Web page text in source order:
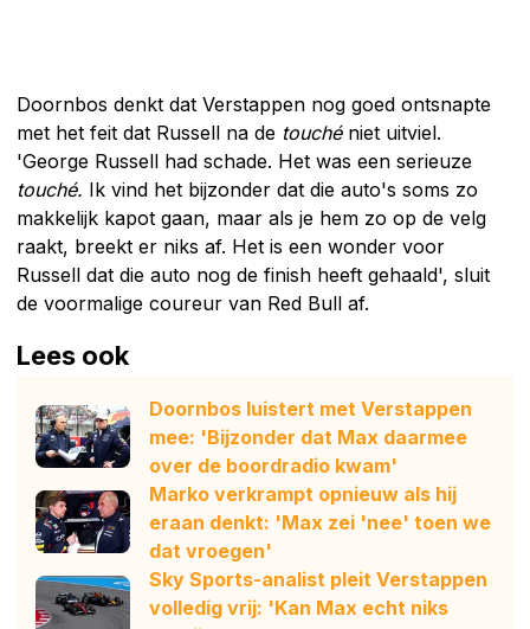
Doornbos denkt dat Verstappen nog goed ontsnapte
met het feit dat Russell na de touchéniet uitviel.
'George Russell had schade. Het was een serieuze
touché. Ik vind het bijzonder dat die auto's soms zo
makkelijk kapot gaan, maar als je hem zo op de velg
raakt, breekt er niks af. Het is een wonder voor
Russell dat die auto nog de finish heeft gehaald', sluit
de voormalige coureur van Red Bull af.
Lees ook
Doornbos luistert met Verstappen
mee: 'Bijzonder dat Max daarmee
over de boordradio kwam'
Marko verkrampt opnieuw als hij
eraan denkt: 'Max zei 'nee' toen we
dat vroegen'
Sky Sports-analist pleit Verstappen
volledig vrij: 'Kan Max echt niks